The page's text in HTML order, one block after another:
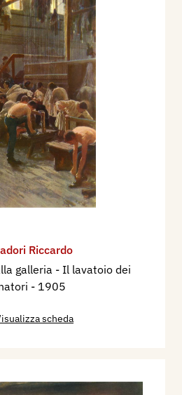
Riccardo
galleria - Il lavatoio dei
- 1905
scheda